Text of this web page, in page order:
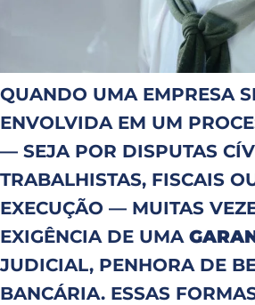
QUANDO UMA EMPRESA
ENVOLVIDA EM UM
— SEJA POR DISPUTAS
TRABALHISTAS, FISCAIS
EXECUÇÃO — MUITAS
EXIGÊNCIA DE UMA
JUDICIAL, PENHORA DE
BANCÁRIA. ESSAS